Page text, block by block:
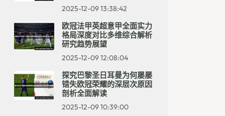
2025-12-09 13:38:42
欧冠法甲英超意甲全面实力
格局深度对比多维综合解析
研究趋势展望
2025-12-09 12:08:04
探究巴黎圣日耳曼为何屡屡
错失欧冠荣耀的深层次原因
剖析全面解读
2025-12-09 10:39:00